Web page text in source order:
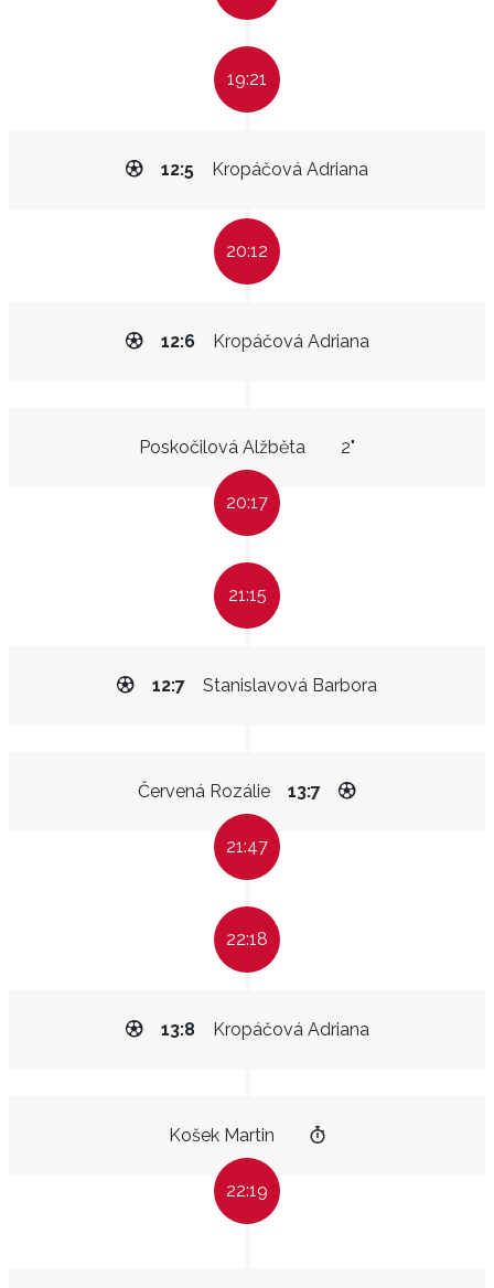
19:21
Kropáčová Adriana
12:5
20:12
Kropáčová Adriana
12:6
Poskočilová Alžběta 2"
20:17
21:15
Stanislavová Barbora
12:7
Červená Rozálie 13:7
21:47
22:18
Kropáčová Adriana
13:8
Košek Martin
22:19